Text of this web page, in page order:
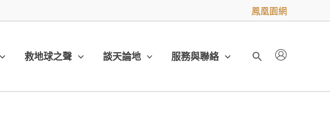
鳳凰園網
救地球之聲 談天論地 服務與聯絡
搜